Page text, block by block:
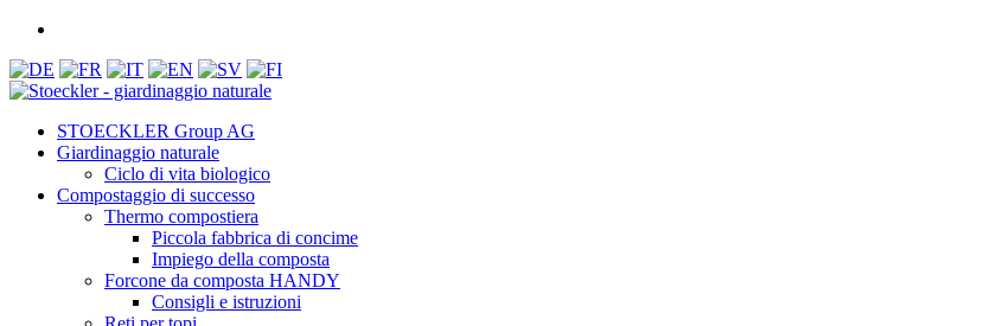
STOECKLER Group AG
Giardinaggio naturale
Ciclo di vita biologico
Compostaggio di successo
Thermo compostiera
Piccola fabbrica di concime
Impiego della composta
Forcone da composta HANDY
Consigli e istruzioni